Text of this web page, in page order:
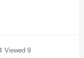
9 Viewed